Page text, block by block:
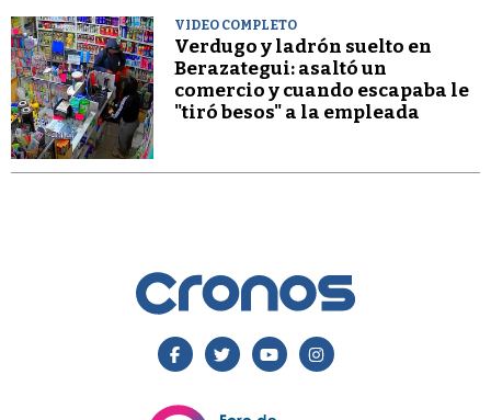
VIDEO COMPLETO
Verdugo y ladrón suelto en
Berazategui: asaltó un
comercio y cuando escapaba le
"tiró besos" a la empleada